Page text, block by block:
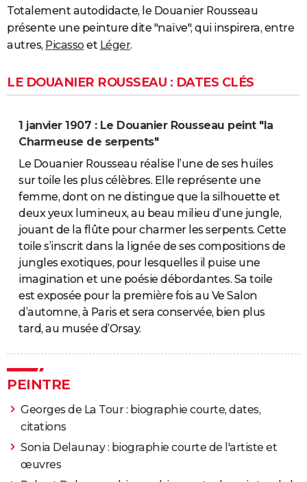
Totalement autodidacte, le Douanier Rousseau
présente une peinture dite "naïve", qui inspirera, entre
autres, Picasso et Léger.
LE DOUANIER ROUSSEAU : DATES CLÉS
1 janvier 1907 : Le Douanier Rousseau peint "la
Charmeuse de serpents"
Le Douanier Rousseau réalise l’une de ses huiles
sur toile les plus célèbres. Elle représente une
femme, dont on ne distingue que la silhouette et
deux yeux lumineux, au beau milieu d’une jungle,
jouant de la flûte pour charmer les serpents. Cette
toile s’inscrit dans la lignée de ses compositions de
jungles exotiques, pour lesquelles il puise une
imagination et une poésie débordantes. Sa toile
est exposée pour la première fois au Ve Salon
d’automne, à Paris et sera conservée, bien plus
tard, au musée d’Orsay.
PEINTRE
Georges de La Tour : biographie courte, dates,
citations
Sonia Delaunay : biographie courte de l'artiste et
œuvres